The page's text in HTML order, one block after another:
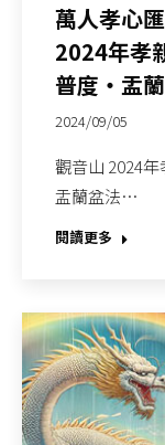
萬人孝心
2024年
普度‧盂
2024/09/05
觀音山 2024
盂蘭盆法…
閱讀更多